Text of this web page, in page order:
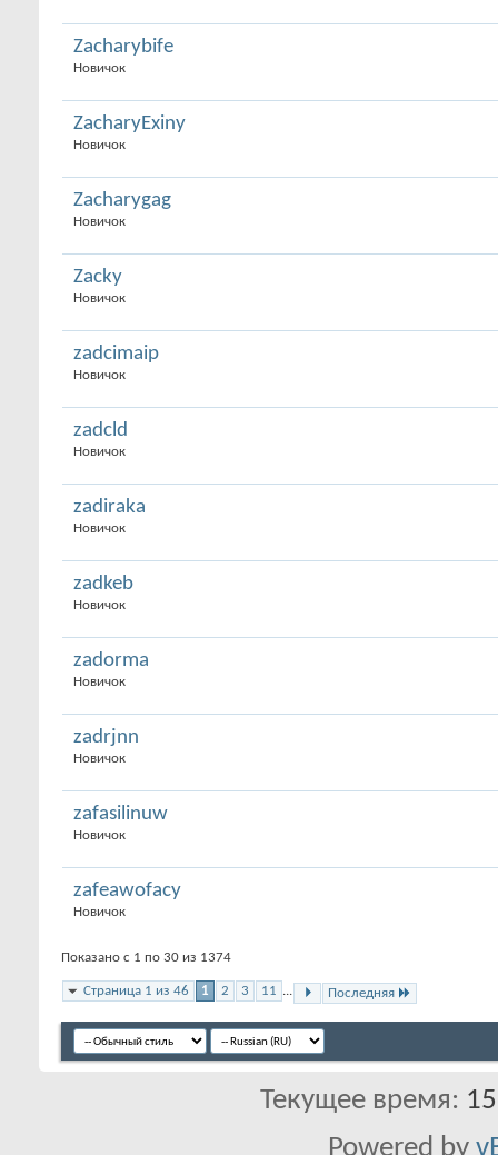
Zacharybife
Новичок
ZacharyExiny
Новичок
Zacharygag
Новичок
Zacky
Новичок
zadcimaip
Новичок
zadcld
Новичок
zadiraka
Новичок
zadkeb
Новичок
zadorma
Новичок
zadrjnn
Новичок
zafasilinuw
Новичок
zafeawofacy
Новичок
Показано с 1 по 30 из 1374
Страница 1 из 46 1 2 3 11 ... Последняя
Текущее время:
Powered by